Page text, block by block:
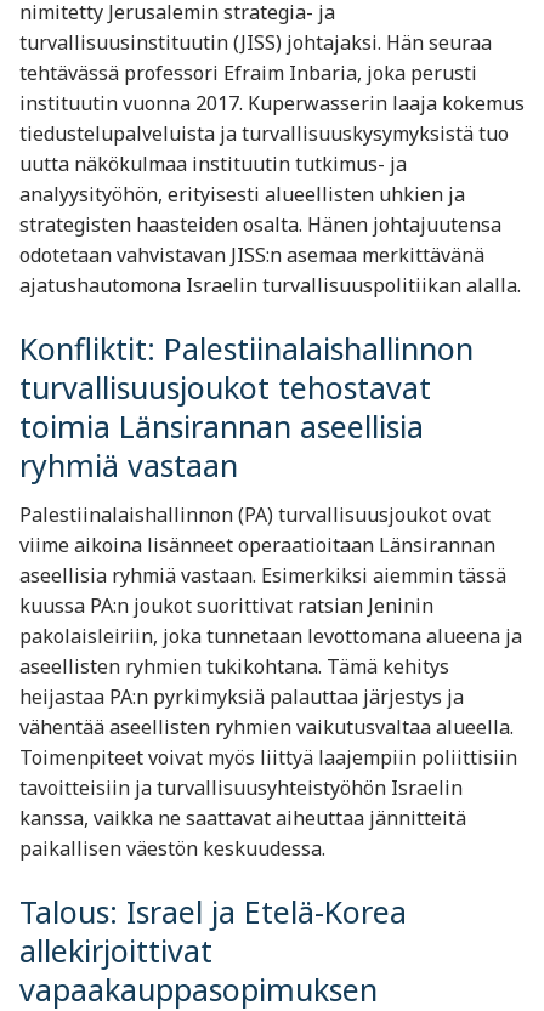
nimitetty Jerusalemin strategia- ja
turvallisuusinstituutin (JISS) johtajaksi. Hän seuraa
tehtävässä professori Efraim Inbaria, joka perusti
instituutin vuonna 2017. Kuperwasserin laaja kokemus
tiedustelupalveluista ja turvallisuuskysymyksistä tuo
uutta näkökulmaa instituutin tutkimus- ja
analyysityöhön, erityisesti alueellisten uhkien ja
strategisten haasteiden osalta. Hänen johtajuutensa
odotetaan vahvistavan JISS:n asemaa merkittävänä
ajatushautomona Israelin turvallisuuspolitiikan alalla.
Konfliktit: Palestiinalaishallinnon
turvallisuusjoukot tehostavat
toimia Länsirannan aseellisia
ryhmiä vastaan
Palestiinalaishallinnon (PA) turvallisuusjoukot ovat
viime aikoina lisänneet operaatioitaan Länsirannan
aseellisia ryhmiä vastaan. Esimerkiksi aiemmin tässä
kuussa PA:n joukot suorittivat ratsian Jeninin
pakolaisleiriin, joka tunnetaan levottomana alueena ja
aseellisten ryhmien tukikohtana. Tämä kehitys
heijastaa PA:n pyrkimyksiä palauttaa järjestys ja
vähentää aseellisten ryhmien vaikutusvaltaa alueella.
Toimenpiteet voivat myös liittyä laajempiin poliittisiin
tavoitteisiin ja turvallisuusyhteistyöhön Israelin
kanssa, vaikka ne saattavat aiheuttaa jännitteitä
paikallisen väestön keskuudessa.
Talous: Israel ja Etelä-Korea
allekirjoittivat
vapaakauppasopimuksen